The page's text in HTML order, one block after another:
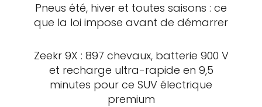
Pneus été, hiver et toutes saisons : ce
que la loi impose avant de démarrer
Zeekr 9X : 897 chevaux, batterie 900 V
et recharge ultra-rapide en 9,5
minutes pour ce SUV électrique
premium